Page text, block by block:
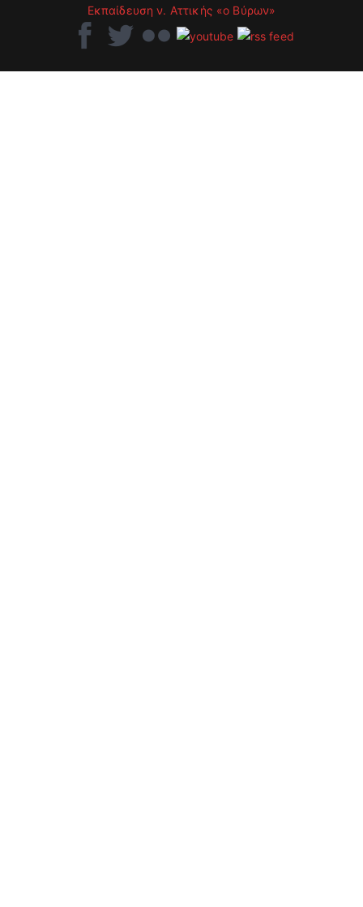
Εκπαίδευση ν. Αττικής «ο Βύρων»